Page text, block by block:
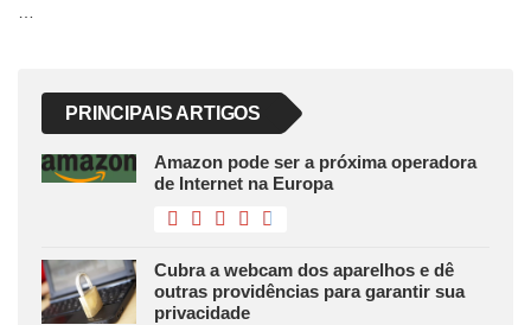
…
PRINCIPAIS ARTIGOS
Amazon pode ser a próxima operadora
de Internet na Europa
Cubra a webcam dos aparelhos e dê
outras providências para garantir sua
privacidade